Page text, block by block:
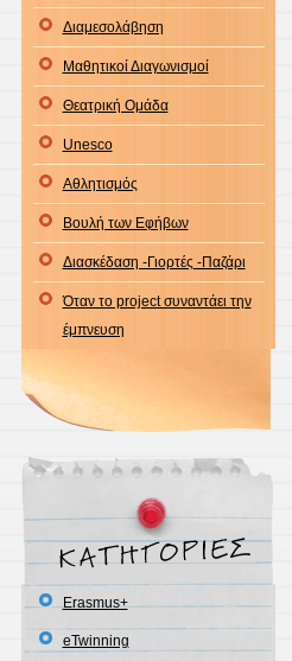
Διαμεσολάβηση
Μαθητικοί Διαγωνισμοί
Θεατρική Ομάδα
Unesco
Αθλητισμός
Βουλή των Εφήβων
Διασκέδαση -Γιορτές -Παζάρι
Όταν το project συναντάει την
έμπνευση
Erasmus+
eTwinning